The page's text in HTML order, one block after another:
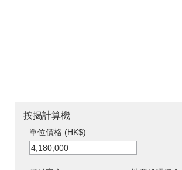
按揭計算機
單位價格 (HK$)